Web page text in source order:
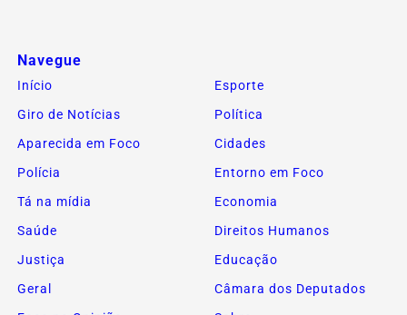
Navegue
Início
Esporte
Giro de Notícias
Política
Aparecida em Foco
Cidades
Polícia
Entorno em Foco
Tá na mídia
Economia
Saúde
Direitos Humanos
Justiça
Educação
Geral
Câmara dos Deputados